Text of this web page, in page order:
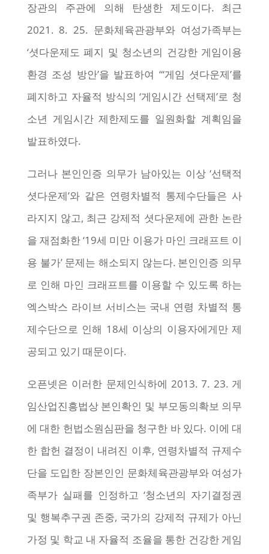
장관의 주관에 의해 탄생한 제도이다. 최근
2021. 8. 25. 문화체육관광부와 여성가족부는
‘셧다운제도 폐지 및 청소년의 건강한 게임이용
환경 조성 방안’을 발표하여 “‘게임 셧다운제’를
폐지하고 자율적 방식의 ‘게임시간 선택제’로 청
소년 게임시간 제한제도를 일원화할 계획임을
발표하였다.
그러나 본인인증 의무가 남아있는 이상 ‘선택적
셧다운제’와 같은 연령차별적 통제수단들은 사
라지지 않고, 최근 강제적 셧다운제에 관한 논란
을 재점화한 ‘19세 미만 이용가 마인 크래프트 이
용 불가’ 문제는 해소되지 않는다. 본인인증 의무
로 인해 마인 크래프트를 이용할 수 있도록 하는
엑스박스 라이브 서비스는 국내 연령 차별적 통
제수단으로 인해 18세 이상의 이용자에게만 제
공되고 있기 때문이다.
오픈넷은 이러한 문제인식하에 2013. 7. 23. 게
임산업진흥법상 본인확인 및 부모동의확보 의무
에 대한 헌법소원심판을 청구한 바 있다. 이에 대
한 합헌 결정이 내려진 이후, 연령차별적 규제수
단을 도입한 장본인인 문화체육관광부와 여성가
족부가 실패를 인정하고 ‘청소년의 자기결정권
및 행복추구권 존중, 국가의 강제적 규제가 아닌
가정 및 학교 내 자율적 조율을 통한 건강한 게임